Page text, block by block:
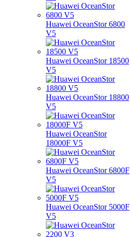
Huawei OceanStor 6800
V5
Huawei OceanStor 18500
V5
Huawei OceanStor 18800
V5
Huawei OceanStor
18000F V5
Huawei OceanStor 6800F
V5
Huawei OceanStor 5000F
V5